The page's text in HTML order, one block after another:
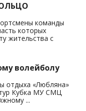
команды
которых
жительства с
волейболу
отдыха «Любляна»
Кубка МУ СМЦ
...